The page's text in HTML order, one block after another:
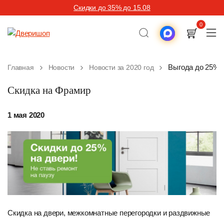
Скидки до 35% до 15.08
0
Главная Новости Новости за 2020 год Выгода до 25%
Скидка на Фрамир
1 мая 2020
Скидка на двери, межкомнатные перегородки и раздвижные